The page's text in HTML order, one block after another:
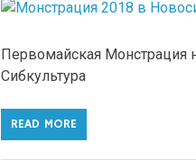
Первомайская Монстрация
Сибкультура
READ MORE